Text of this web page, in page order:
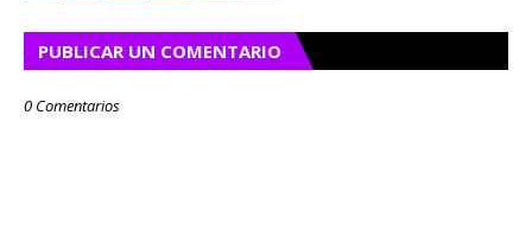
PUBLICAR UN COMENTARIO
0 Comentarios